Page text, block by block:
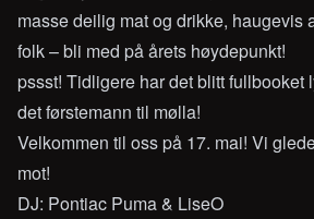
masse deilig mat og drikke, haugevis
folk – bli med på årets høydepunkt!
pssst! Tidligere har det blitt fullbooket
det førstemann til mølla!
Velkommen til oss på 17. mai! Vi
mot!
DJ: Pontiac Puma & LiseO